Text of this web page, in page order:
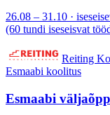
26.08 – 31.10 ·
(60 tundi iseseisvat
Reiting
Esmaabi koolitus
Esmaabi